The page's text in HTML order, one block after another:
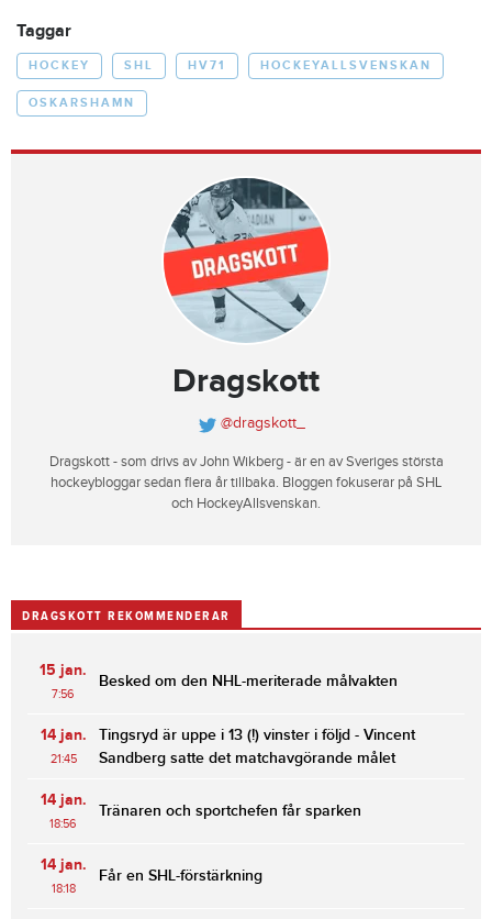
Taggar
HOCKEY SHL HV71 HOCKEYALLSVENSKAN
OSKARSHAMN
Dragskott
@dragskott_
Dragskott - som drivs av John Wikberg - är en av Sveriges största
hockeybloggar sedan flera år tillbaka. Bloggen fokuserar på SHL
och HockeyAllsvenskan.
DRAGSKOTT REKOMMENDERAR
15 jan.
7:56
Besked om den NHL-meriterade målvakten
14 jan.
21:45
Tingsryd är uppe i 13 (!) vinster i följd - Vincent
Sandberg satte det matchavgörande målet
14 jan.
18:56
Tränaren och sportchefen får sparken
14 jan.
18:18
Får en SHL-förstärkning